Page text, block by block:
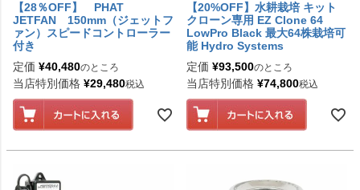
【28％OFF】 PHAT
JETFAN 150mm（ジェットフ
ァン）スピードコントローラー
付き
定価 ¥40,480のところ
当店特別価格 ¥29,480税込
【20%OFF】水耕栽培 キット
クローン専用 EZ Clone 64
LowPro Black 最大64株栽培可
能 Hydro Systems
定価 ¥93,500のところ
当店特別価格 ¥74,800税込